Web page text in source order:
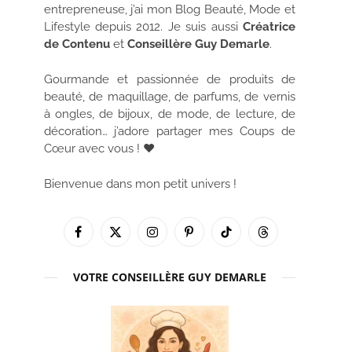
entrepreneuse, j’ai mon Blog Beauté, Mode et
Lifestyle depuis 2012. Je suis aussi Créatrice
de Contenuet Conseillère Guy Demarle.
Gourmande et passionnée de produits de
beauté, de maquillage, de parfums, de vernis
à ongles, de bijoux, de mode, de lecture, de
décoration… j’adore partager mes Coups de
Cœur avec vous ! ♥
Bienvenue dans mon petit univers !
Facebook
X
InstagramPinterestTikTok Threads
VOTRE CONSEILLÈRE GUY DEMARLE